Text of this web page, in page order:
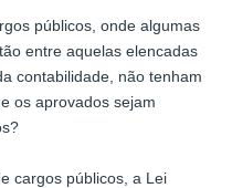
públicos, onde algumas
entre aquelas elencadas
contabilidade, não tenham
os aprovados sejam
cargos públicos, a Lei